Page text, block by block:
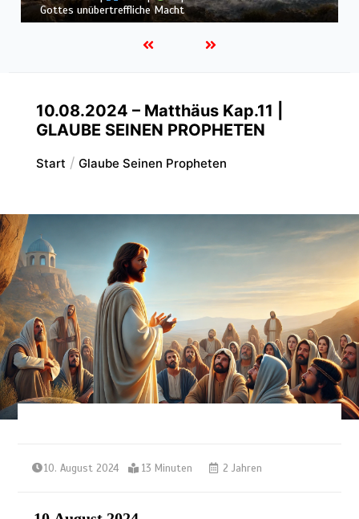
allmächtigen Gott
10.08.2024 – Matthäus Kap.11 |
GLAUBE SEINEN PROPHETEN
Start Glaube Seinen Propheten
10. August 2024 13 Minuten 2 Jahren